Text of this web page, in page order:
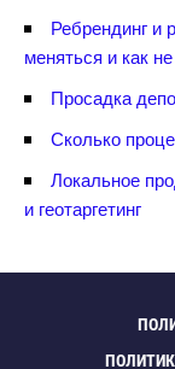
Ребрендинг и
меняться и как
Просадка
Сколько
Локальное
и геотаргетин